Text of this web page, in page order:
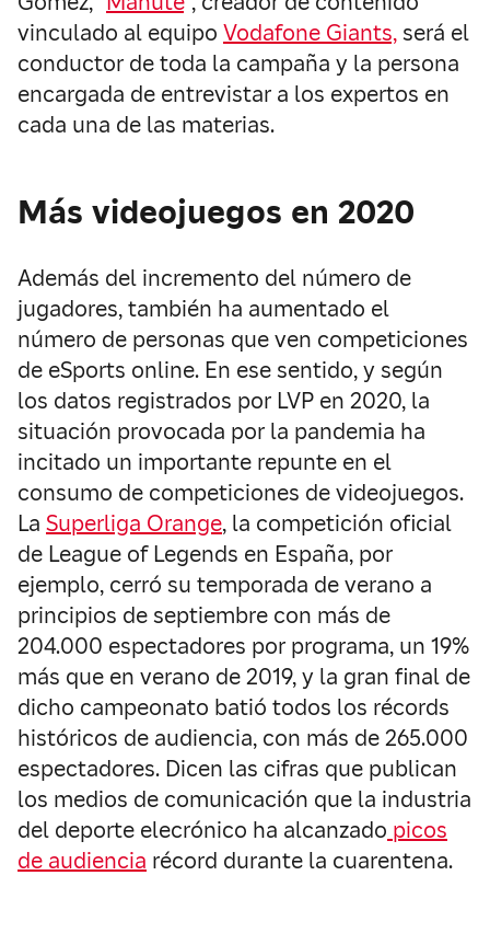
vinculado al equipo Vodafone Giants,será el
conductor de toda la campaña y la persona
encargada de entrevistar a los expertos en
cada una de las materias.
Más videojuegos en 2020
Además del incremento del número de
jugadores, también ha aumentado el
número de personas que ven competiciones
de eSports online. En ese sentido, y según
los datos registrados por LVP en 2020, la
situación provocada por la pandemia ha
incitado un importante repunte en el
consumo de competiciones de videojuegos.
La Superliga Orange, la competición oficial
de League of Legends en España, por
ejemplo, cerró su temporada de verano a
principios de septiembre con más de
204.000 espectadores por programa, un 19%
más que en verano de 2019, y la gran final de
dicho campeonato batió todos los récords
históricos de audiencia, con más de 265.000
espectadores. Dicen las cifras que publican
los medios de comunicación que la industria
del deporte elecrónico ha alcanzado picos
de audiencia récord durante la cuarentena.